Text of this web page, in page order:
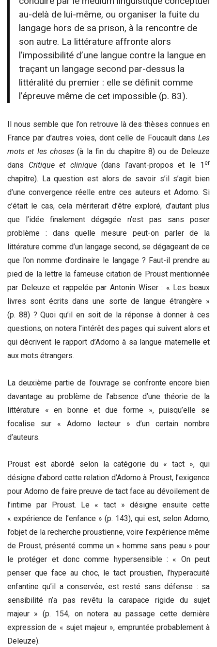
au-delà de lui-même, ou organiser la fuite du
langage hors de sa prison, à la rencontre de
son autre. La littérature affronte alors
l’impossibilité d’une langue contre la langue en
traçant un langage second par-dessus la
littéralité du premier : elle se définit comme
l’épreuve même de cet impossible (p. 83).
Il nous semble que l’on retrouve là des thèses connues en
France par d’autres voies, dont celle de Foucault dans Les
mots et les choses (à la fin du chapitre 8) ou de Deleuze
dans Critique et clinique(dans l’avant-propos et le 1 er
chapitre). La question est alors de savoir s’il s’agit bien
d’une convergence réelle entre ces auteurs et Adorno. Si
c’était le cas, cela mériterait d’être exploré, d’autant plus
que l’idée finalement dégagée n’est pas sans poser
problème : dans quelle mesure peut-on parler de la
littérature comme d’un langage second, se dégageant de ce
que l’on nomme d’ordinaire le langage ? Faut-il prendre au
pied de la lettre la fameuse citation de Proust mentionnée
par Deleuze et rappelée par Antonin Wiser : « Les beaux
livres sont écrits dans une sorte de langue étrangère »
(p. 88) ? Quoi qu’il en soit de la réponse à donner à ces
questions, on notera l’intérêt des pages qui suivent alors et
qui décrivent le rapport d’Adorno à sa langue maternelle et
aux mots étrangers.
La deuxième partie de l’ouvrage se confronte encore bien
davantage au problème de l’absence d’une théorie de la
littérature « en bonne et due forme », puisqu’elle se
focalise sur « Adorno lecteur » d’un certain nombre
d’auteurs.
Proust est abordé selon la catégorie du « tact », qui
désigne d’abord cette relation d’Adorno à Proust, l’exigence
pour Adorno de faire preuve de tact face au dévoilement de
l’intime par Proust. Le « tact » désigne ensuite cette
« expérience de l’enfance » (p. 143), qui est, selon Adorno,
l’objet de la recherche proustienne, voire l’expérience même
de Proust, présenté comme un « homme sans peau » pour
le protéger et donc comme hypersensible : « On peut
penser que face au choc, le tact proustien, l’hyperacuité
enfantine qu’il a conservée, est resté sans défense : sa
sensibilité n’a pas revêtu la carapace rigide du sujet
majeur » (p. 154, on notera au passage cette dernière
expression de « sujet majeur », empruntée probablement à
Deleuze).